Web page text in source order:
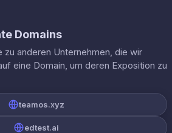
Domains
zu anderen Unternehmen, die wir
eine Domain, um deren Exposition zu
teamos.xyz
edtest.ai